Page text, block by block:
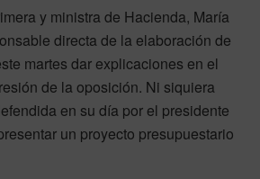
y ministra de Hacienda, María
directa de la elaboración de
martes dar explicaciones en el
de la oposición. Ni siquiera
en su día por el presidente
un proyecto presupuestario